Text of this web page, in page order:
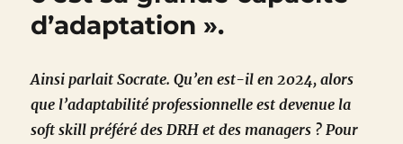
d’adaptation ».
Ainsi parlait Socrate. Qu’en est-il en 2024, alors
que l’adaptabilité professionnelle est devenue la
soft skill préféré des DRH et des managers ? Pour